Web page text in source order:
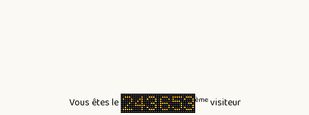
Vous êtes le èmevisiteur